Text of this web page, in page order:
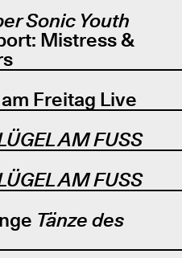
Sonic Youth
Mistress &
Freitag Live
AM FUSS
AM FUSS
Tänze des